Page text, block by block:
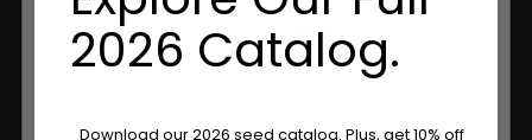
Are You Aged 18 Or Over?
2026 Catalog.
Download our 2026 seed catalog. Plus, get 10% off